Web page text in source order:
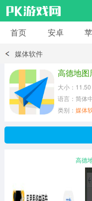
安卓应用
模拟经营
首页 安卓
媒体软件
高德地图
大小：
语言：简体
类别： 媒体
高德